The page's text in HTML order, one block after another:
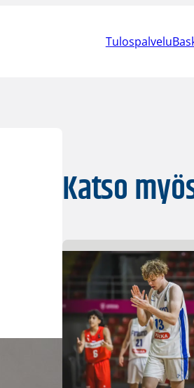
Tulospalvelu
Katso